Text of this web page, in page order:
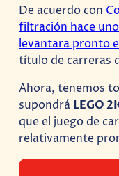
De acuerdo con
filtración hace
levantara pronto
título de carreras
Ahora, tenemos
supondrá LEGO
que el juego de
relativamente